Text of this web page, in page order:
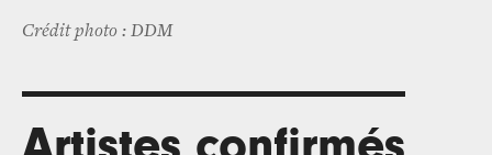
Crédit photo : DDM